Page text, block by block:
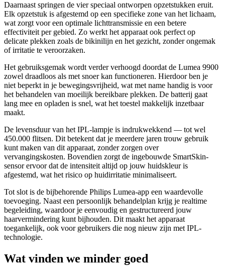
Daarnaast springen de vier speciaal ontworpen opzetstukken eruit.
Elk opzetstuk is afgestemd op een specifieke zone van het lichaam,
wat zorgt voor een optimale lichttransmissie en een betere
effectiviteit per gebied. Zo werkt het apparaat ook perfect op
delicate plekken zoals de bikinilijn en het gezicht, zonder ongemak
of irritatie te veroorzaken.
Het gebruiksgemak wordt verder verhoogd doordat de Lumea 9900
zowel draadloos als met snoer kan functioneren. Hierdoor ben je
niet beperkt in je bewegingsvrijheid, wat met name handig is voor
het behandelen van moeilijk bereikbare plekken. De batterij gaat
lang mee en opladen is snel, wat het toestel makkelijk inzetbaar
maakt.
De levensduur van het IPL-lampje is indrukwekkend — tot wel
450.000 flitsen. Dit betekent dat je meerdere jaren trouw gebruik
kunt maken van dit apparaat, zonder zorgen over
vervangingskosten. Bovendien zorgt de ingebouwde SmartSkin-
sensor ervoor dat de intensiteit altijd op jouw huidskleur is
afgestemd, wat het risico op huidirritatie minimaliseert.
Tot slot is de bijbehorende Philips Lumea-app een waardevolle
toevoeging. Naast een persoonlijk behandelplan krijg je realtime
begeleiding, waardoor je eenvoudig en gestructureerd jouw
haarvermindering kunt bijhouden. Dit maakt het apparaat
toegankelijk, ook voor gebruikers die nog nieuw zijn met IPL-
technologie.
Wat vinden we minder goed